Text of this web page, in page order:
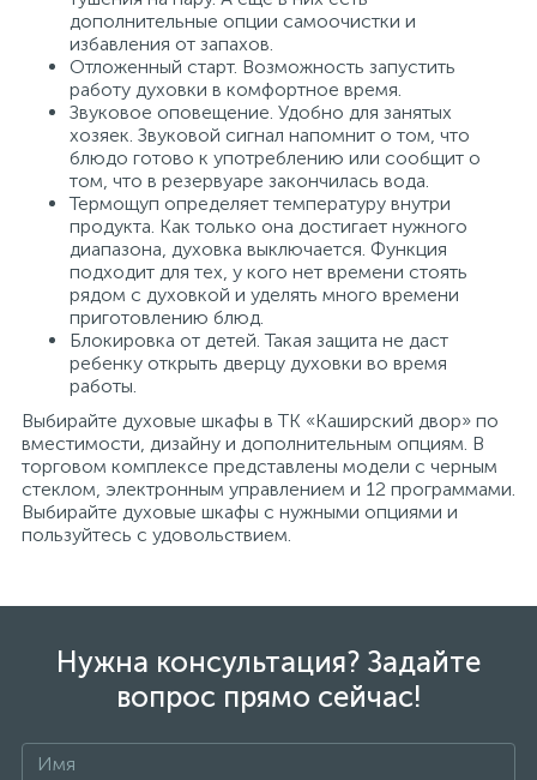
дополнительные опции самоочистки и
избавления от запахов.
Отложенный старт. Возможность запустить
работу духовки в комфортное время.
Звуковое оповещение. Удобно для занятых
хозяек. Звуковой сигнал напомнит о том, что
блюдо готово к употреблению или сообщит о
том, что в резервуаре закончилась вода.
Термощуп определяет температуру внутри
продукта. Как только она достигает нужного
диапазона, духовка выключается. Функция
подходит для тех, у кого нет времени стоять
рядом с духовкой и уделять много времени
приготовлению блюд.
Блокировка от детей. Такая защита не даст
ребенку открыть дверцу духовки во время
работы.
Выбирайте духовые шкафы в ТК «Каширский двор» по
вместимости, дизайну и дополнительным опциям. В
торговом комплексе представлены модели с черным
стеклом, электронным управлением и 12 программами.
Выбирайте духовые шкафы с нужными опциями и
пользуйтесь с удовольствием.
Нужна консультация? Задайте
вопрос прямо сейчас!